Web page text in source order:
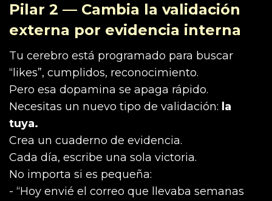
Pilar 2 — Cambia la validación
externa por evidencia interna
Tu cerebro está programado para buscar
“likes”, cumplidos, reconocimiento.
Pero esa dopamina se apaga rápido.
Necesitas un nuevo tipo de validación: la
tuya.
Crea un cuaderno de evidencia.
Cada día, escribe una sola victoria.
No importa si es pequeña:
- “Hoy envié el correo que llevaba semanas